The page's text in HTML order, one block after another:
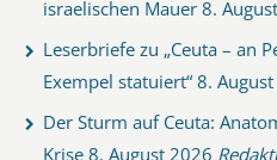
israelischen Mauer 8.
Leserbriefe zu „Ceuta – an
Exempel statuiert“ 8.
Der Sturm auf Ceuta:
Krise 8. August 2026